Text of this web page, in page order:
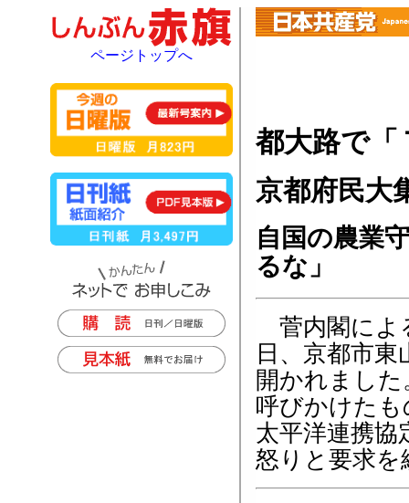
都大路で「
京都府民大
自国の農業
るな」
菅内閣によ
日、京都市
開かれまし
呼びかけたも
太平洋連携協
怒りと要求
ページトップへ